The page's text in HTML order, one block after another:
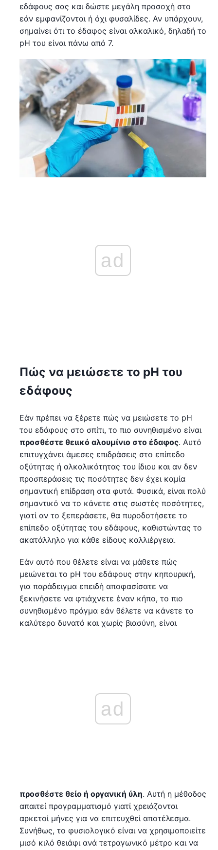
εδάφους σας και δώστε μεγάλη προσοχή στο
εάν εμφανίζονται ή όχι φυσαλίδες. Αν υπάρχουν,
σημαίνει ότι το έδαφος είναι αλκαλικό, δηλαδή το
pH του είναι πάνω από 7.
ad
Πώς να μειώσετε το pH του
εδάφους
Εάν πρέπει να ξέρετε πώς να μειώσετε το pH
του εδάφους στο σπίτι, το πιο συνηθισμένο είναι
προσθέστε θειικό αλουμίνιο στο έδαφος. Αυτό
επιτυγχάνει άμεσες επιδράσεις στο επίπεδο
οξύτητας ή αλκαλικότητας του ίδιου και αν δεν
προσπεράσεις τις ποσότητες δεν έχει καμία
σημαντική επίδραση στα φυτά. Φυσικά, είναι πολύ
σημαντικό να το κάνετε στις σωστές ποσότητες,
γιατί αν το ξεπεράσετε, θα πυροδοτήσετε το
επίπεδο οξύτητας του εδάφους, καθιστώντας το
ακατάλληλο για κάθε είδους καλλιέργεια.
Εάν αυτό που θέλετε είναι να μάθετε πώς
μειώνεται το pH του εδάφους στην κηπουρική,
για παράδειγμα επειδή αποφασίσατε να
ξεκινήσετε να φτιάχνετε έναν κήπο, το πιο
συνηθισμένο πράγμα εάν θέλετε να κάνετε το
καλύτερο δυνατό και χωρίς βιασύνη, είναι
ad
προσθέστε θείο ή οργανική ύλη. Αυτή η μέθοδος
απαιτεί προγραμματισμό γιατί χρειάζονται
αρκετοί μήνες για να επιτευχθεί αποτέλεσμα.
Συνήθως, το φυσιολογικό είναι να χρησιμοποιείτε
μισό κιλό θειάφι ανά τετραγωνικό μέτρο και να